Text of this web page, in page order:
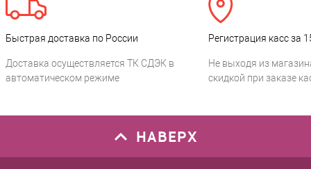
Быстрая доставка по России
Доставка осуществляется ТК СДЭК в
автоматическом режиме
Регистрация касс за
Не выходя из
скидкой при заказе
НАВЕРХ